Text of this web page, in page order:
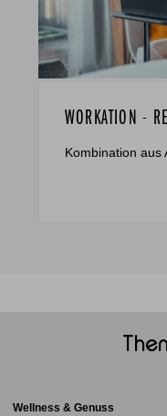
WORKATION -
Kombination aus
Wellness & Genuss